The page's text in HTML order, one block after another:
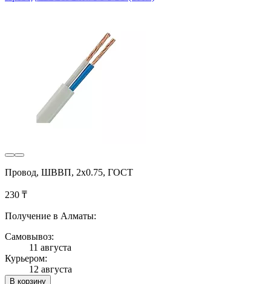
Провод, ШВВП, 2х0.75, ГОСТ
230 ₸
Получение в Алматы:
Самовывоз:
11 августа
Курьером:
12 августа
В корзину